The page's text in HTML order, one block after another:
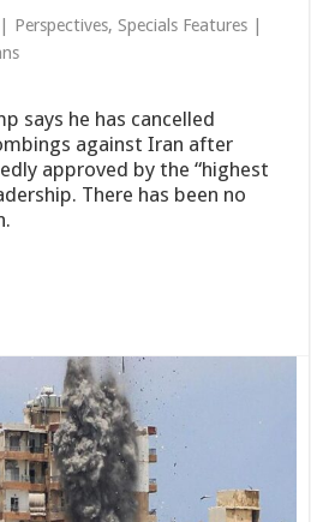
Perspectives,Specials Features |
says he has cancelled
against Iran after
approved by the “highest
There has been no